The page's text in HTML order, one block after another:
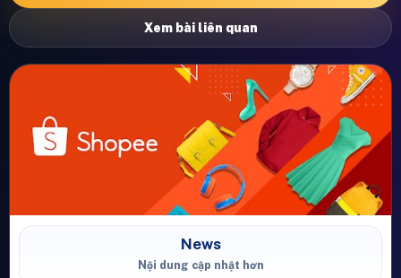
Xem bài liên quan
News
Nội dung cập nhật hơn